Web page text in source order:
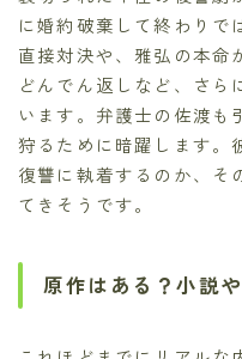
に婚約破棄して終わりで
直接対決や、雅弘の本命
どんでん返しなど、さら
います。弁護士の佐渡も
狩るために暗躍します。
復讐に執着するのか、そ
てきそうです。
原作はある？小説